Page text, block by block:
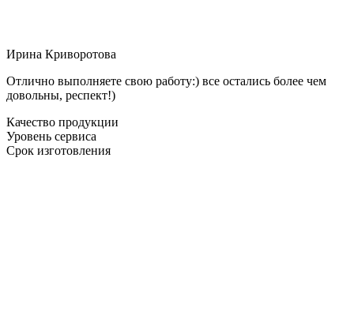
Ирина Криворотова
Отлично выполняете свою работу:) все остались более чем
довольны, респект!)
Качество продукции
Уровень сервиса
Срок изготовления